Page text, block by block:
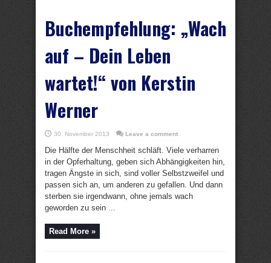
Buchempfehlung: „Wach
auf – Dein Leben
wartet!“ von Kerstin
Werner
30. November 2013 Leave a comment
Die Hälfte der Menschheit schläft. Viele verharren
in der Opferhaltung, geben sich Abhängigkeiten hin,
tragen Ängste in sich, sind voller Selbstzweifel und
passen sich an, um anderen zu gefallen. Und dann
sterben sie irgendwann, ohne jemals wach
geworden zu sein ...
Read More »